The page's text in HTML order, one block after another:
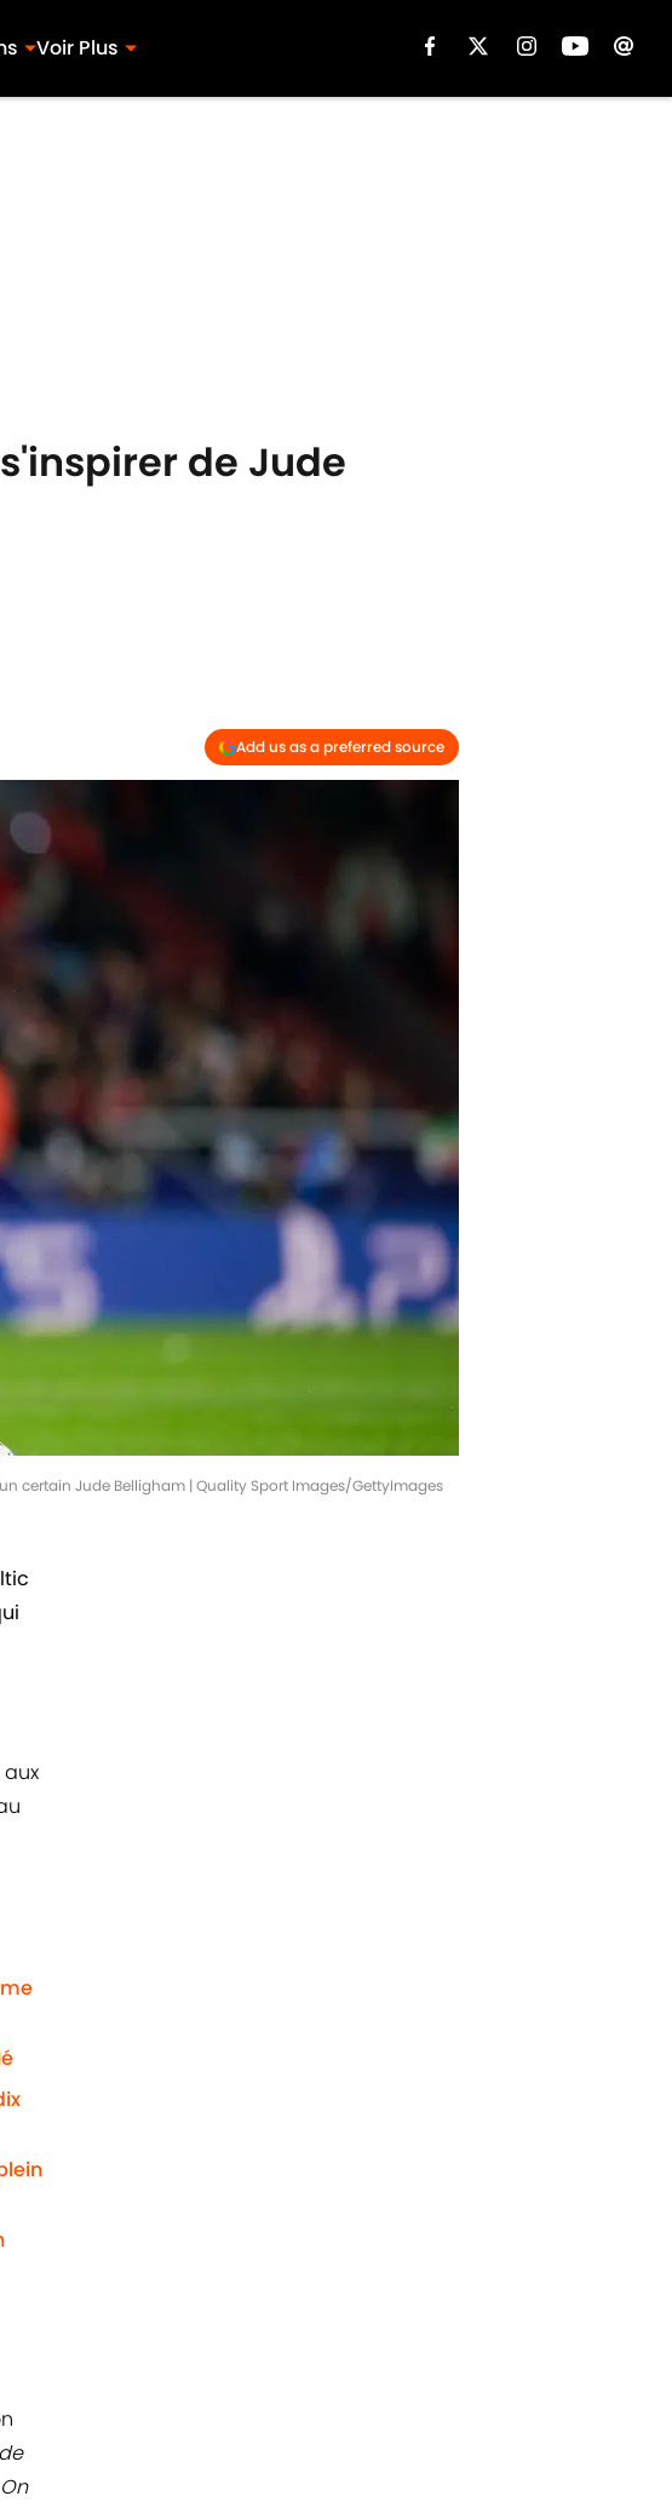
Voir Plus
de Jude
Add us as a preferred source
certain Jude Belligham | Quality Sport Images/GettyImages